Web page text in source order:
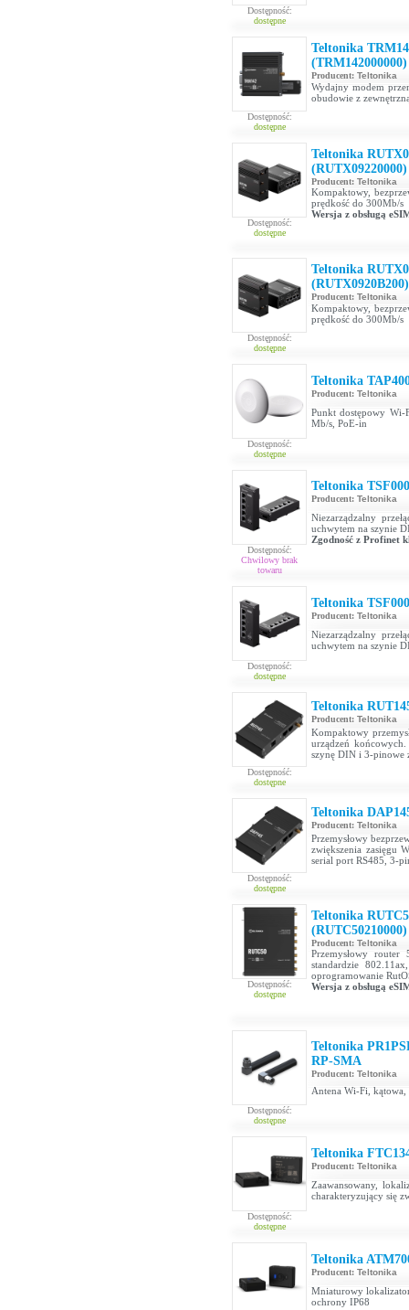
Dostępność:
dostępne
Dostępność:
dostępne
Teltonika
(TRM142000000)
Producent: Teltonika
Wydajny modem
obudowie z
Dostępność:
dostępne
Teltonika
(RUTX09220000)
Producent: Teltonika
Kompaktowy,
prędkość do 300Mb/s
Wersja z obsługą
Dostępność:
dostępne
Teltonika
(RUTX0920B200)
Producent: Teltonika
Kompaktowy,
prędkość do 300Mb/s
Dostępność:
dostępne
Teltonika
Producent: Teltonika
Punkt dostępowy
Mb/s, PoE-in
Dostępność:
Chwilowy brak
towaru
Teltonika
Producent: Teltonika
Niezarządzalny
uchwytem na szynie
Zgodność z Profinet
Dostępność:
dostępne
Teltonika
Producent: Teltonika
Niezarządzalny
uchwytem na szynie
Dostępność:
dostępne
Teltonika
Producent: Teltonika
Kompaktowy
urządzeń
szynę DIN i 3-pinowe
Dostępność:
dostępne
Teltonika
Producent: Teltonika
Przemysłowy
zwiększenia zasięgu
serial port RS485, 3-
Dostępność:
dostępne
Teltonika
(RUTC50210000)
Producent: Teltonika
Przemysłowy
standardzie
oprogramowanie
Wersja z obsługą
Dostępność:
dostępne
Teltonika
RP-SMA
Producent: Teltonika
Antena Wi-Fi,
Dostępność:
dostępne
Teltonika
Producent: Teltonika
Zaawansowany,
charakteryzujący się
Teltonika
Producent: Teltonika
Mniaturowy
ochrony IP68